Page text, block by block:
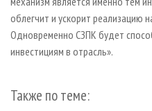
облегчит и ускорит реализацию
Одновременно СЗПК будет
инвестициям в отрасль».
Также по теме: